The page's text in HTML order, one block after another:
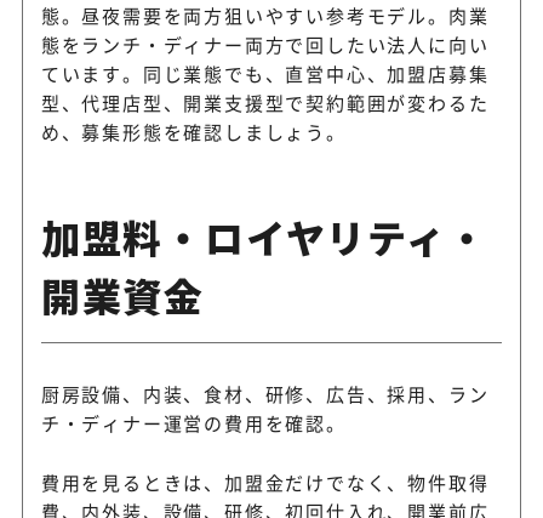
態。昼夜需要を両方狙いやすい参考モデル。肉業
態をランチ・ディナー両方で回したい法人に向い
ています。同じ業態でも、直営中心、加盟店募集
型、代理店型、開業支援型で契約範囲が変わるた
め、募集形態を確認しましょう。
加盟料・ロイヤリティ・
開業資金
厨房設備、内装、食材、研修、広告、採用、ラン
チ・ディナー運営の費用を確認。
費用を見るときは、加盟金だけでなく、物件取得
費、内外装、設備、研修、初回仕入れ、開業前広